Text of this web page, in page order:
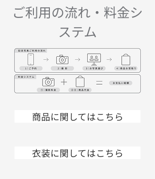
ご利用の流れ・料金シ
ステム
商品に関してはこちら
衣装に関してはこちら